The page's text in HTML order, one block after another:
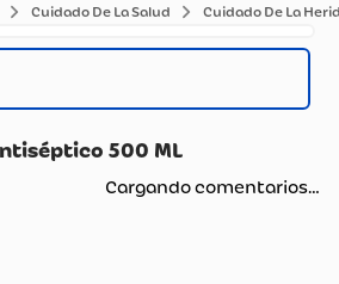
Cuidado De La Salud Cuidado De La
500 ML
Cargando comentarios…